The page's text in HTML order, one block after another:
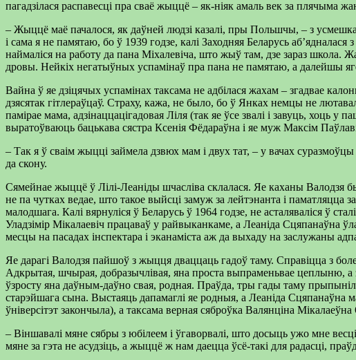
пагадзілася распавесці пра сваё жыццё – як-ніяк амаль век за плячыма
– Жыццё маё пачалося, як даўней людзі казалі, пры Польшчы, – з
і сама я не памятаю, бо ў 1939 годзе, калі Заходняя Беларусь
наймаліся на работу да пана Міхалевіча, што жыў там, дзе зараз школа.
дровы. Нейкіх негатыўных успамінаў пра пана не памятаю, а далейшы
Вайна ў яе дзіцячых успамінах таксама не адбілася жахам – згадвае
дзясятак гітлераўцаў. Страху, кажа, не было, бо ў Янках немцы не
памірае мама, адзінаццацігадовая Ліля (так яе ўсе звалі і завуць, хоць
выратоўваюць бацькава сястра Ксенія Фёдараўна і яе муж Максім
– Так я ў сваім жыцці займела дзвюх мам і двух тат, – у вачах
да скону.
Сямейнае жыццё ў Лілі-Леаніды шчасліва склалася. Яе каханы Валодзя
не па чутках ведае, што такое выйсці замуж за лейтэнанта і паматляцца
малодшага. Калі вярнуліся ў Беларусь ў 1964 годзе, не асталяваліся ў
Уладзімір Мікалаевіч працаваў у райвыканкаме, а Леаніда Сцяпанаўна
месцы на пасадах інспектара і эканаміста аж да выхаду на заслужаны
Яе дарагі Валодзя пайшоў з жыцця дваццаць гадоў таму. Справіцца з
Адкрытая, шчырая, добразычлівая, яна проста выпраменьвае цеплыню, а
ўзросту яна даўным-даўно свая, родная. Праўда, тры гады таму
старэйшага сына. Выстаяць дапамаглі яе родныя, а Леаніда Сцяпанаўна
ўніверсітэт закончыла), а таксама верная сяброўка Валянціна
– Віншавалі мяне сябры з юбілеем і ўгаворвалі, што досыць ужо мне
мяне за гэта не асудзіць, а жыццё ж нам даецца ўсё-такі для радасці,